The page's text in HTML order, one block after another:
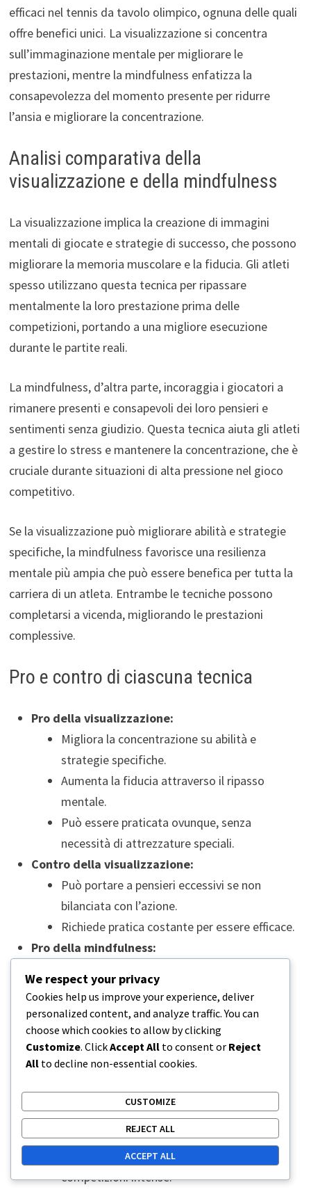
efficaci nel tennis da tavolo olimpico, ognuna delle quali
offre benefici unici. La visualizzazione si concentra
sull’immaginazione mentale per migliorare le
prestazioni, mentre la mindfulness enfatizza la
consapevolezza del momento presente per ridurre
l’ansia e migliorare la concentrazione.
Analisi comparativa della
visualizzazione e della mindfulness
La visualizzazione implica la creazione di immagini
mentali di giocate e strategie di successo, che possono
migliorare la memoria muscolare e la fiducia. Gli atleti
spesso utilizzano questa tecnica per ripassare
mentalmente la loro prestazione prima delle
competizioni, portando a una migliore esecuzione
durante le partite reali.
La mindfulness, d’altra parte, incoraggia i giocatori a
rimanere presenti e consapevoli dei loro pensieri e
sentimenti senza giudizio. Questa tecnica aiuta gli atleti
a gestire lo stress e mantenere la concentrazione, che è
cruciale durante situazioni di alta pressione nel gioco
competitivo.
Se la visualizzazione può migliorare abilità e strategie
specifiche, la mindfulness favorisce una resilienza
mentale più ampia che può essere benefica per tutta la
carriera di un atleta. Entrambe le tecniche possono
completarsi a vicenda, migliorando le prestazioni
complessive.
Pro e contro di ciascuna tecnica
Pro della visualizzazione:
Migliora la concentrazione su abilità e
strategie specifiche.
Aumenta la fiducia attraverso il ripasso
mentale.
Può essere praticata ovunque, senza
necessità di attrezzature speciali.
Contro della visualizzazione:
Può portare a pensieri eccessivi se non
bilanciata con l’azione.
Richiede pratica costante per essere efficace.
Pro della mindfulness:
emotiva.
Migliora la consapevolezza e la presenza
complessiva durante il gioco.
Promuove benefici per la salute mentale a
lungo termine.
Contro della mindfulness:
Può richiedere tempo per sviluppare
competenza.
Può essere difficile da mantenere durante
competizioni intense.
We respect your privacy
Cookies help us improve your experience, deliver
personalized content, and analyze traffic. You can
choose which cookies to allow by clicking
Customize. ClickAccept All to consent or Reject
All to decline non-essential cookies.
CUSTOMIZE
REJECT ALL
ACCEPT ALL